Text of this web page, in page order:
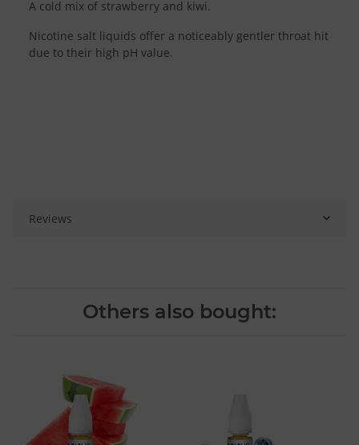
A cold mix of strawberry and kiwi.
Nicotine salt liquids offer a noticeably gentler throat hit
due to their high pH value.
Reviews
Others also bought: